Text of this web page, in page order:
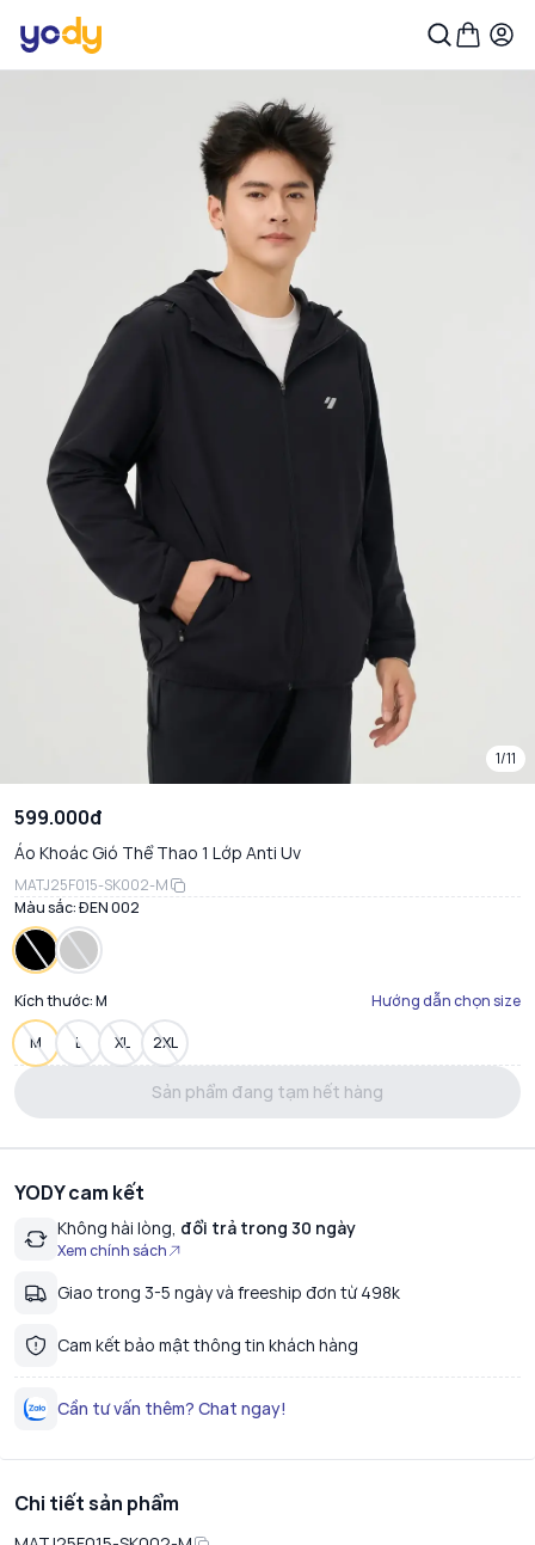
1/11
599.000đ
Áo Khoác Gió Thể Thao 1 Lớp Anti Uv
MATJ25F015-SK002-M
Màu sắc:ĐEN 002
Kích thước:M Hướng dẫn chọn size
M L XL 2XL
Sản phẩm đang tạm hết hàng
YODY cam kết
Không hài lòng, đổi trả trong 30 ngày
Xem chính sách
Giao trong 3-5 ngày và freeship đơn từ 498k
Cam kết bảo mật thông tin khách hàng
Cần tư vấn thêm? Chat ngay!
Chi tiết sản phẩm